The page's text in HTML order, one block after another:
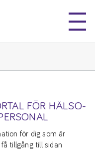
FÖR HÄLSO-
för dig som är
tillgång till sidan